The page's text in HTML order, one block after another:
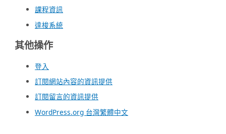
課程資訊
達梭系統
其他操作
登入
訂閱網站內容的資訊提供
訂閱留言的資訊提供
WordPress.org 台灣繁體中文